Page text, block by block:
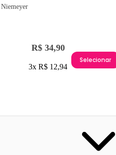
R$ 34,90
3x R$ 12,94
Selecionar